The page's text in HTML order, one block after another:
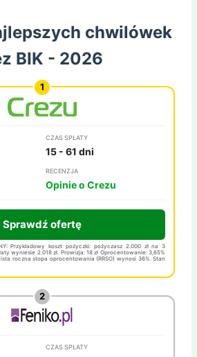
chwilówek
BIK - 2026
CZAS SPŁATY
15 - 61 dni
RECENZJA
Opinie o Crezu
Sprawdź ofertę
Przykładowy koszt pożyczki: pożyczasz 2.000 zł na 3
wyniesie 2.018 zł. Prowizja: 18 zł Oprocentowanie: 3,65%
roczna stopa oprocentowania (RRSO) wynosi 36%. Stan
CZAS SPŁATY